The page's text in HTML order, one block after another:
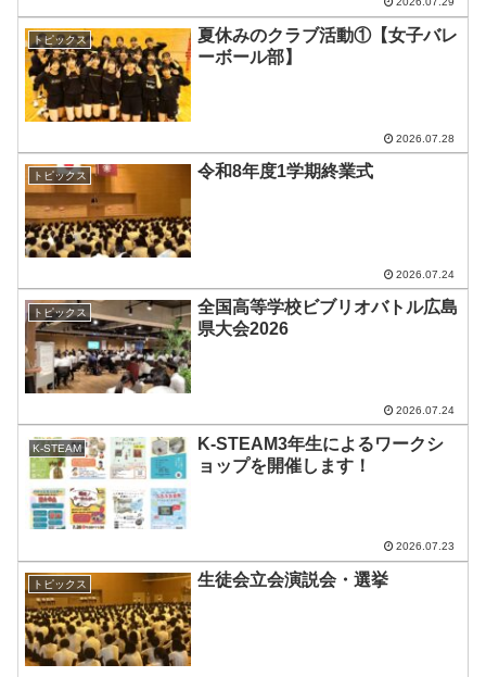
トピックス
夏休みのクラブ活動①【女子バレ
ーボール部】
2026.07.28
トピックス 令和8年度1学期終業式
2026.07.24
トピックス
全国高等学校ビブリオバトル広島
県大会2026
2026.07.24
K-STEAM
K-STEAM3年生によるワークシ
ョップを開催します！
2026.07.23
トピックス 生徒会立会演説会・選挙